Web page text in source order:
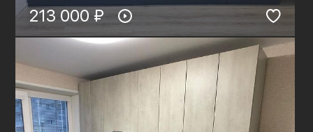
213 000 ₽